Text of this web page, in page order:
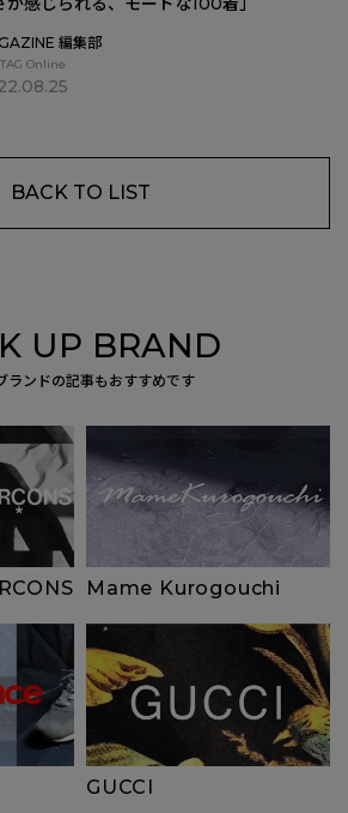
編集部
Online
BACK TO LIST
UP BRAND
ランドの記事もおすすめです
Mame Kurogouchi
GUCCI